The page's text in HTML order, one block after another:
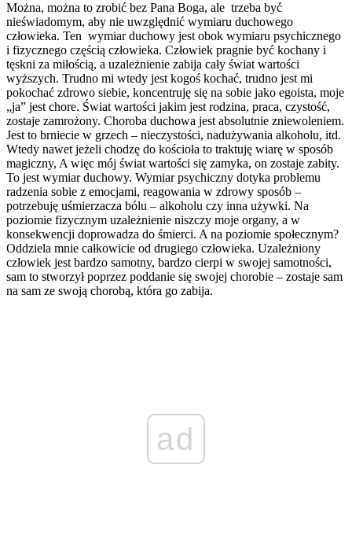
Można, można to zrobić bez Pana Boga, ale trzeba być
nieświadomym, aby nie uwzględnić wymiaru duchowego
człowieka. Ten wymiar duchowy jest obok wymiaru psychicznego
i fizycznego częścią człowieka. Człowiek pragnie być kochany i
tęskni za miłością, a uzależnienie zabija cały świat wartości
wyższych. Trudno mi wtedy jest kogoś kochać, trudno jest mi
pokochać zdrowo siebie, koncentruję się na sobie jako egoista, moje
„ja” jest chore. Świat wartości jakim jest rodzina, praca, czystość,
zostaje zamrożony. Choroba duchowa jest absolutnie zniewoleniem.
Jest to brniecie w grzech – nieczystości, nadużywania alkoholu, itd.
Wtedy nawet jeżeli chodzę do kościoła to traktuję wiarę w sposób
magiczny, A więc mój świat wartości się zamyka, on zostaje zabity.
To jest wymiar duchowy. Wymiar psychiczny dotyka problemu
radzenia sobie z emocjami, reagowania w zdrowy sposób –
potrzebuję uśmierzacza bólu – alkoholu czy inna używki. Na
poziomie fizycznym uzależnienie niszczy moje organy, a w
konsekwencji doprowadza do śmierci. A na poziomie społecznym?
Oddziela mnie całkowicie od drugiego człowieka. Uzależniony
człowiek jest bardzo samotny, bardzo cierpi w swojej samotności,
sam to stworzył poprzez poddanie się swojej chorobie – zostaje sam
na sam ze swoją chorobą, która go zabija.
ad